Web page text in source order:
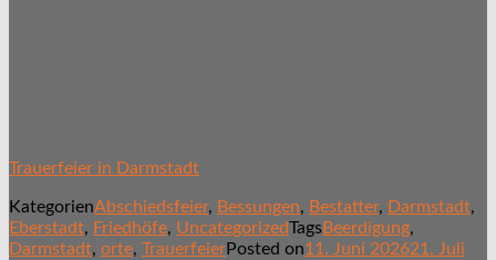
Trauerfeier in Darmstadt
KategorienAbschiedsfeier, Bessungen, Bestatter, Darmstadt,
Eberstadt, Friedhöfe, UncategorizedTagsBeerdigung,
Darmstadt, orte, TrauerfeierPosted on11. Juni 202621. Juli